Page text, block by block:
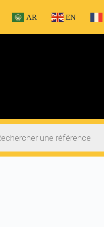
AR EN